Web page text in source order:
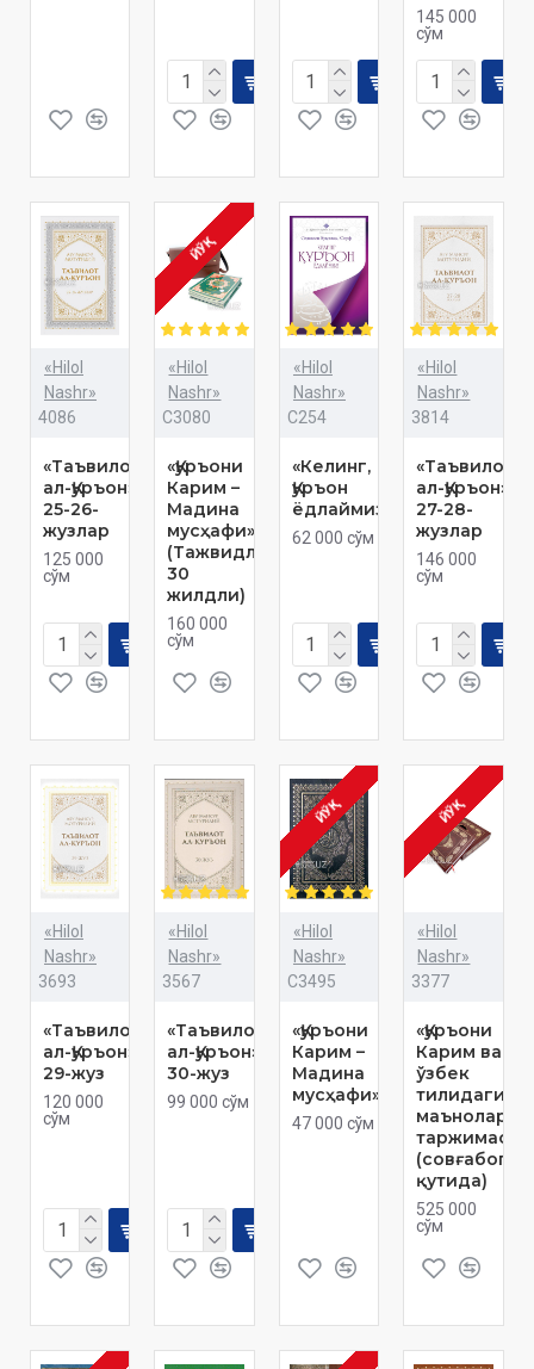
145 000
сўм
«Hilol
Nashr»
4086
«Таъвилот
ал-Қуръон»
25-26-
жузлар
125 000
сўм
ЙЎҚ
«Hilol
Nashr»
C3080
«Қуръони
Карим –
Мадина
мусҳафи»
(Тажвидли,
30
жилдли)
160 000
сўм
«Hilol
Nashr»
C254
«Келинг,
Қуръон
ёдлаймиз»
62 000 сўм
«Hilol
Nashr»
3814
«Таъвилот
ал-Қуръон»
27-28-
жузлар
146 000
сўм
«Hilol
Nashr»
3693
«Таъвилот
ал-Қуръон»
29-жуз
120 000
сўм
«Hilol
Nashr»
3567
«Таъвилот
ал-Қуръон»
30-жуз
99 000 сўм
ЙЎҚ
«Hilol
Nashr»
C3495
«Қуръони
Карим –
Мадина
мусҳафи»
47 000 сўм
ЙЎҚ
«Hilol
Nashr»
3377
«Қуръони
Карим ва
ўзбек
тилидаги
маънолар
таржимаси»
(совғабоп,
қутида)
525 000
сўм